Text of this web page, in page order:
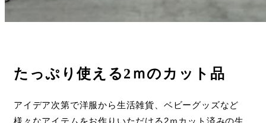
たっぷり使える2ｍのカット品
アイデア次第で洋服から生活雑貨、ベビーグッズなど
様々なアイテムをお作りいただける2ｍカット済みの生